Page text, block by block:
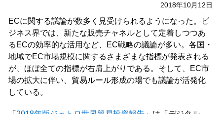
2018年10月12日
ECに関する議論が数多く見受けられるようになった。ビ
ジネス界では、新たな販売チャネルとして定着しつつあ
るECの効率的な活用など、EC戦略の議論が多い。各国・
地域でEC市場規模に関するさまざまな指標が発表される
が、ほぼ全ての指標が右肩上がりである。そして、EC市
場の拡大に伴い、貿易ルール形成の場でも議論が活発化
している。